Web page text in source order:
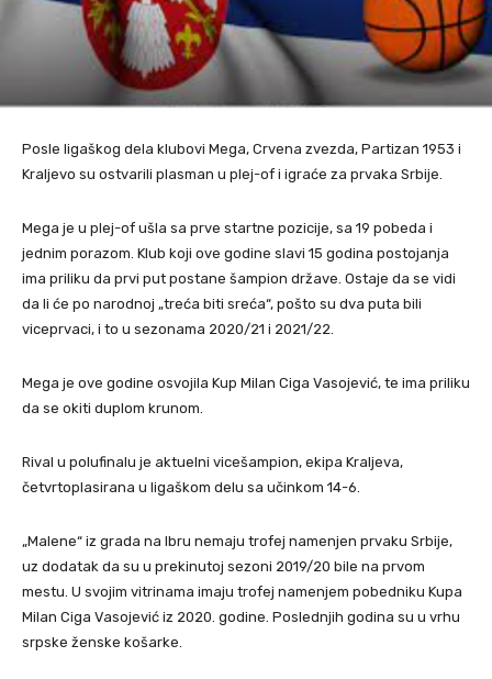
Posle ligaškog dela klubovi Mega, Crvena zvezda, Partizan 1953 i
Kraljevo su ostvarili plasman u plej-of i igraće za prvaka Srbije.
Mega je u plej-of ušla sa prve startne pozicije, sa 19 pobeda i
jednim porazom. Klub koji ove godine slavi 15 godina postojanja
ima priliku da prvi put postane šampion države. Ostaje da se vidi
da li će po narodnoj „treća biti sreća“, pošto su dva puta bili
viceprvaci, i to u sezonama 2020/21 i 2021/22.
Mega je ove godine osvojila Kup Milan Ciga Vasojević, te ima priliku
da se okiti duplom krunom.
Rival u polufinalu je aktuelni vicešampion, ekipa Kraljeva,
četvrtoplasirana u ligaškom delu sa učinkom 14-6.
„Malene“ iz grada na Ibru nemaju trofej namenjen prvaku Srbije,
uz dodatak da su u prekinutoj sezoni 2019/20 bile na prvom
mestu. U svojim vitrinama imaju trofej namenjem pobedniku Kupa
Milan Ciga Vasojević iz 2020. godine. Poslednjih godina su u vrhu
srpske ženske košarke.